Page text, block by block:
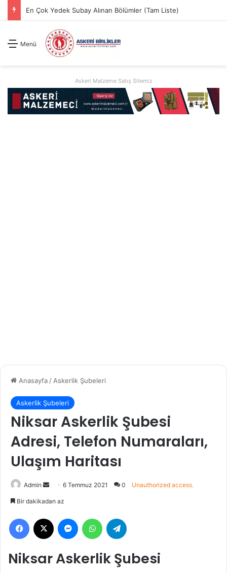
En Çok Yedek Subay Alınan Bölümler (Tam Liste)
Menü
Askeri Malzeme Satış Sitemiz
Anasayfa / Askerlik Şubeleri
Askerlik Şubeleri
Niksar Askerlik Şubesi
Adresi, Telefon Numaraları,
Ulaşım Haritası
Admin
Bir
göndermek
6 Temmuz 2021 0 Unauthorized access.
Bir dakikadan az
Facebook MessengerWhatsApp
Niksar Askerlik Şubesi